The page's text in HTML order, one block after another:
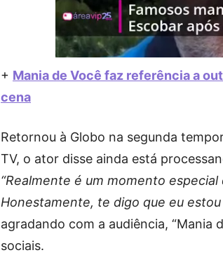
+ Mania de Você faz referência a
cena
Retornou à Globo na segunda
TV, o ator disse ainda está
“Realmente é um momento
Honestamente, te digo que eu estou
agradando com a audiência, “Mania
sociais.